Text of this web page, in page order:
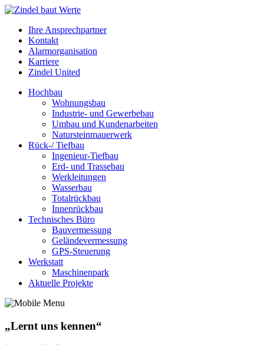
Ihre Ansprechpartner
Kontakt
Alarmorganisation
Karriere
Zindel United
Hochbau
Wohnungsbau
Industrie- und Gewerbebau
Umbau und Kundenarbeiten
Natursteinmauerwerk
Rück-/ Tiefbau
Ingenieur-Tiefbau
Erd- und Trassebau
Werkleitungen
Wasserbau
Totalrückbau
Innenrückbau
Technisches Büro
Bauvermessung
Geländevermessung
GPS-Steuerung
Werkstatt
Maschinenpark
Aktuelle Projekte
„Lernt uns kennen“